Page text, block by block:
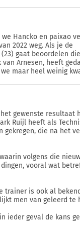
Hancko en paixao
2022 weg. Als je de
gaat beoordelen
Arnesen, heeft
maar heel weinig
gewenste resultaat
Ruijl heeft als
gekregen, die na het
volgens die
vooral wat
trainer is ook al
men van geleerd te
ieder geval de kans